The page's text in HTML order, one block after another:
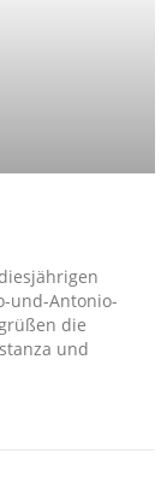
und-Antonio-
die
und